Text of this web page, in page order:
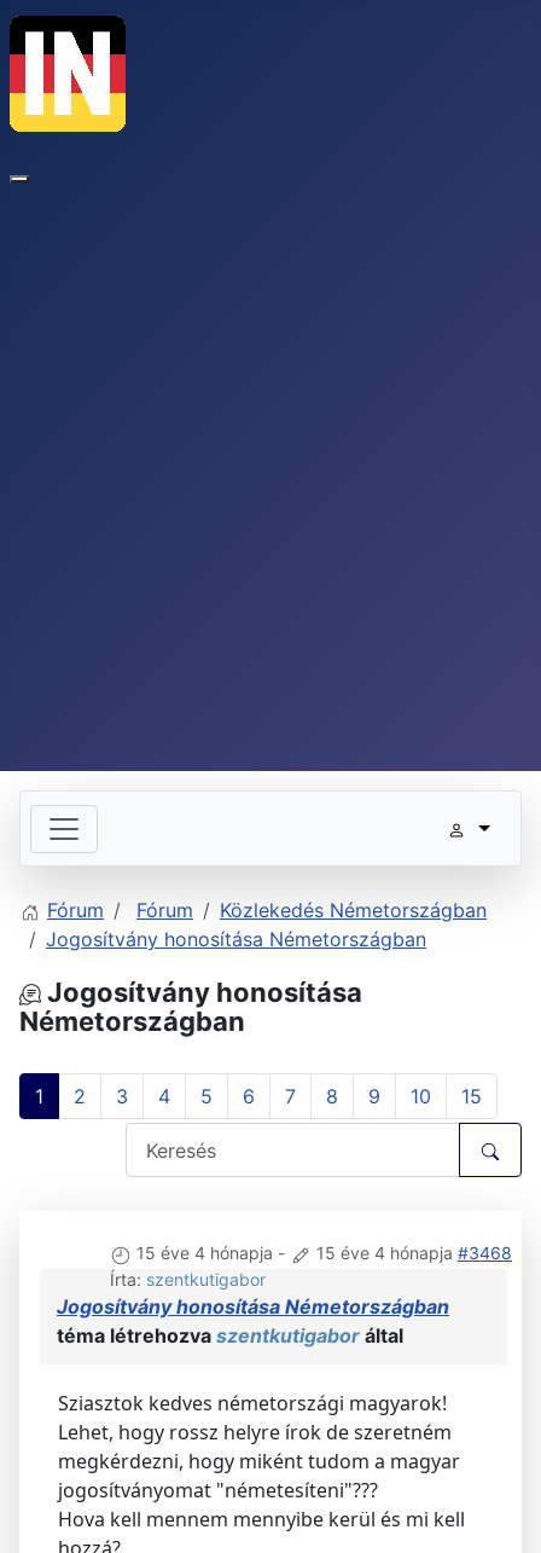
Fórum Fórum
Közlekedés Németországban
Jogosítvány honosítása Németországban
Jogosítvány honosítása
Németországban
1 2 3 4 5 6 7 8 9 10 15
15 éve 4 hónapja - 15 éve 4 hónapja #3468
Írta: szentkutigabor
Jogosítvány honosítása Németországban
téma létrehozva szentkutigabor által
Sziasztok kedves németországi magyarok!
Lehet, hogy rossz helyre írok de szeretném
megkérdezni, hogy miként tudom a magyar
jogosítványomat "németesíteni"???
Hova kell mennem mennyibe kerül és mi kell
hozzá?